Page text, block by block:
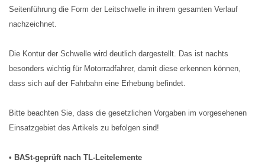
Seitenführung die Form der Leitschwelle in ihrem gesamten Verlauf
nachzeichnet.
Die Kontur der Schwelle wird deutlich dargestellt. Das ist nachts
besonders wichtig für Motorradfahrer, damit diese erkennen können,
dass sich auf der Fahrbahn eine Erhebung befindet.
Bitte beachten Sie, dass die gesetzlichen Vorgaben im vorgesehenen
Einsatzgebiet des Artikels zu befolgen sind!
• BASt-geprüft nach TL-Leitelemente